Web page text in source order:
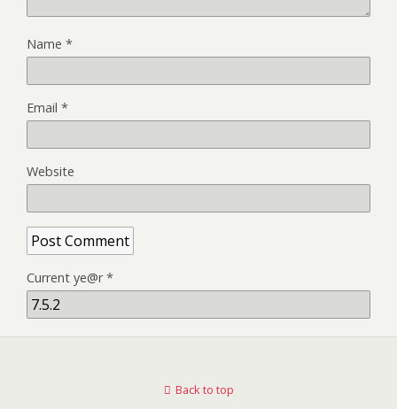
Name *
Email *
Website
Current ye@r*
Back to top